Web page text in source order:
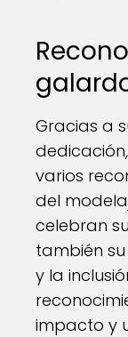
Gracias a
varios
del
celebran
también
y la
impacto y